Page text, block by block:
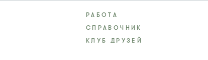
РАБОТА
СПРАВОЧНИК
КЛУБ ДРУЗЕЙ